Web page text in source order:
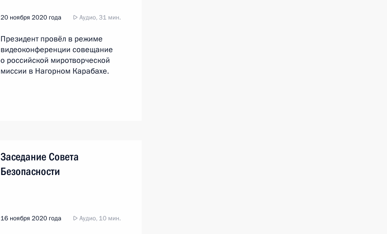
20 ноября 2020 года Аудио, 31 мин.
Президент провёл в режиме
видеоконференции совещание
о российской миротворческой
миссии в Нагорном Карабахе.
Заседание Совета
Безопасности
16 ноября 2020 года Аудио, 10 мин.